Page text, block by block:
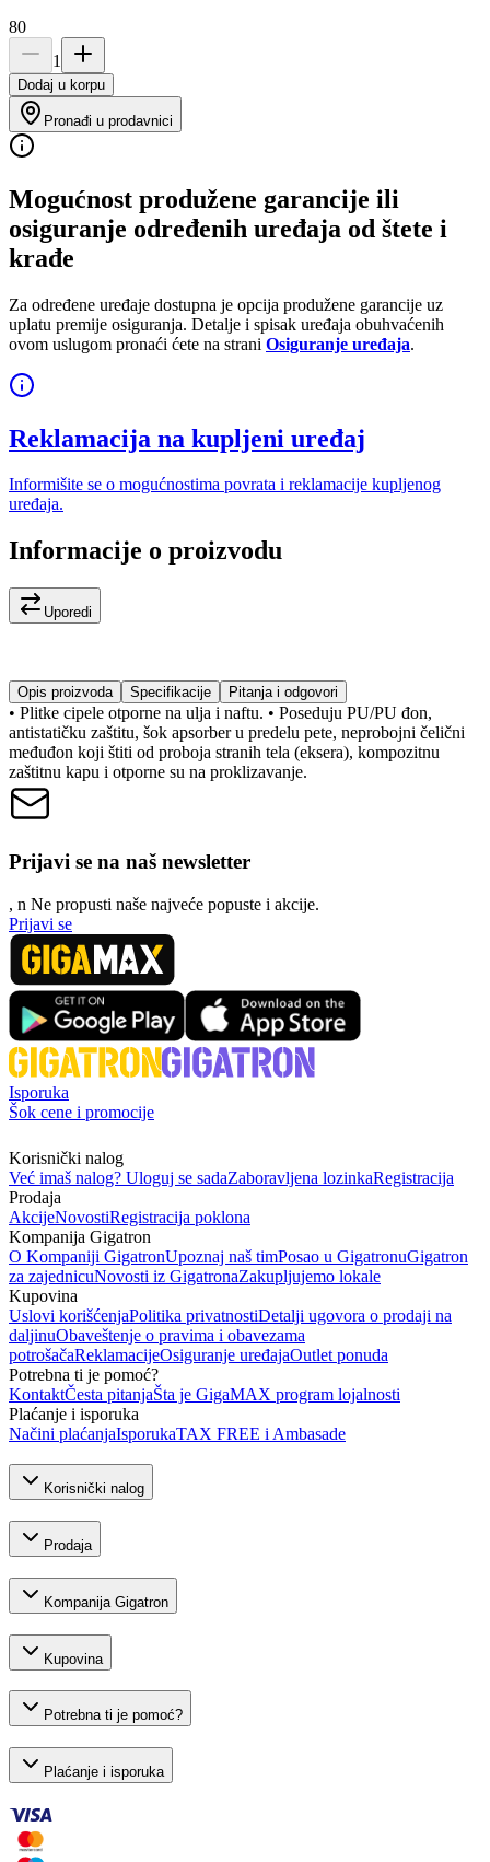
80
1
Dodaj u korpu
Pronađi u prodavnici
Mogućnost produžene garancije ili
osiguranje određenih uređaja od štete i
krađe
Za određene uređaje dostupna je opcija produžene garancije uz
uplatu premije osiguranja. Detalje i spisak uređaja obuhvaćenih
ovom uslugom pronaći ćete na strani Osiguranje uređaja.
Reklamacija na kupljeni uređaj
Informišite se o mogućnostima povrata i reklamacije kupljenog
uređaja.
Informacije o proizvodu
Uporedi
Opis proizvoda Specifikacije Pitanja i odgovori
• Plitke cipele otporne na ulja i naftu. • Poseduju PU/PU đon,
antistatičku zaštitu, šok apsorber u predelu pete, neprobojni čelični
međuđon koji štiti od proboja stranih tela (eksera), kompozitnu
zaštitnu kapu i otporne su na proklizavanje.
Prijavi se na naš newsletter
, n Ne propusti naše najveće popuste i akcije.
Prijavi se
Isporuka
Šok cene i promocije
Korisnički nalog
Već imaš nalog? Uloguj se sadaZaboravljena lozinkaRegistracija
Prodaja
AkcijeNovostiRegistracija poklona
Kompanija Gigatron
O Kompaniji GigatronUpoznaj naš timPosao u GigatronuGigatron
za zajednicuNovosti iz GigatronaZakupljujemo lokale
Kupovina
Uslovi korišćenjaPolitika privatnostiDetalji ugovora o prodaji na
daljinuObaveštenje o pravima i obavezama
potrošačaReklamacijeOsiguranje uređajaOutlet ponuda
Potrebna ti je pomoć?
KontaktČesta pitanjaŠta je GigaMAX program lojalnosti
Plaćanje i isporuka
Načini plaćanjaIsporukaTAX FREE i Ambasade
Korisnički nalog
Prodaja
Kompanija Gigatron
Kupovina
Potrebna ti je pomoć?
Plaćanje i isporuka